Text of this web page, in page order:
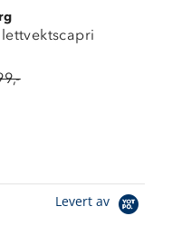
Levert av